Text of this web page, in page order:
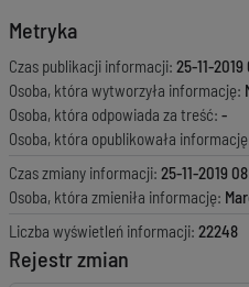
Metryka
Czas publikacji informacji: 25-11-
Osoba, która wytworzyła informację:
Osoba, która odpowiada za treść: -
Osoba, która opublikowała
Czas zmiany informacji: 25-11-2019
Osoba, która zmieniła informację:
Liczba wyświetleń informacji: 22248
Rejestr zmian